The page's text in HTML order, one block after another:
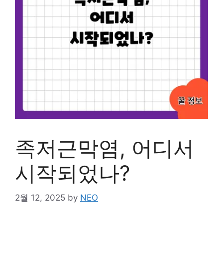
족저근막염, 어디서
시작되었나?
2월 12, 2025 by NEO